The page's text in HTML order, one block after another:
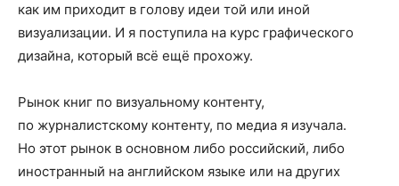
как им приходит в голову идеи той или иной
визуализации. И я поступила на курс графического
дизайна, который всё ещё прохожу.
Рынок книг по визуальному контенту,
по журналистскому контенту, по медиа я изучала.
Но этот рынок в основном либо российский, либо
иностранный на английском языке или на других